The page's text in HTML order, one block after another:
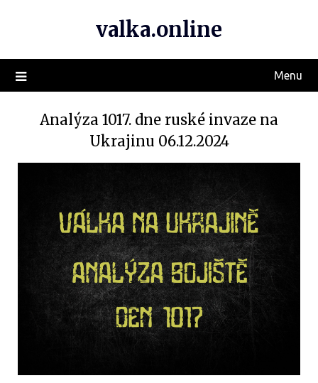
valka.online
Menu
Analýza 1017. dne ruské invaze na
Ukrajinu 06.12.2024